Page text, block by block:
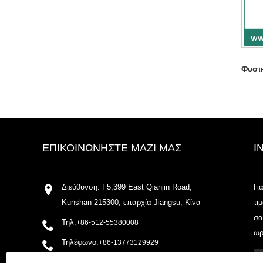
ΕΠΙΚΟΙΝΩΝΉΣΤΕ ΜΑΖΊ ΜΑΣ
Διεύθυνση: F5,399 East Qianjin Road,
Kunshan 215300, επαρχία Jiangsu, Κίνα
Τηλ:+86-512-55380008
Τηλέφωνο:+86-13773129929